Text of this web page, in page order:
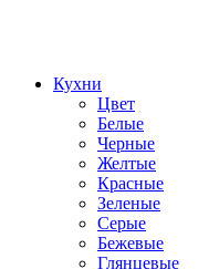
Кухни
Цвет
Белые
Черные
Желтые
Красные
Зеленые
Серые
Бежевые
Глянцевые